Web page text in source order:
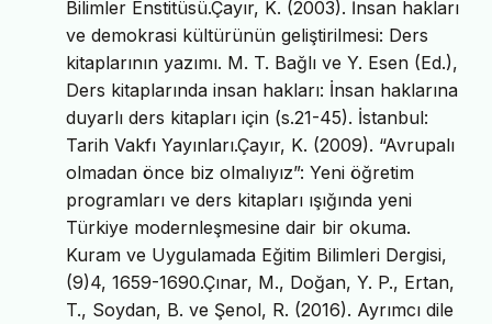
Bilimler Enstitüsü.Çayır, K. (2003). İnsan hakları
ve demokrasi kültürünün geliştirilmesi: Ders
kitaplarının yazımı. M. T. Bağlı ve Y. Esen (Ed.),
Ders kitaplarında insan hakları: İnsan haklarına
duyarlı ders kitapları için (s.21-45). İstanbul:
Tarih Vakfı Yayınları.Çayır, K. (2009). “Avrupalı
olmadan önce biz olmalıyız”: Yeni öğretim
programları ve ders kitapları ışığında yeni
Türkiye modernleşmesine dair bir okuma.
Kuram ve Uygulamada Eğitim Bilimleri Dergisi,
(9)4, 1659-1690.Çınar, M., Doğan, Y. P., Ertan,
T., Soydan, B. ve Şenol, R. (2016). Ayrımcı dile